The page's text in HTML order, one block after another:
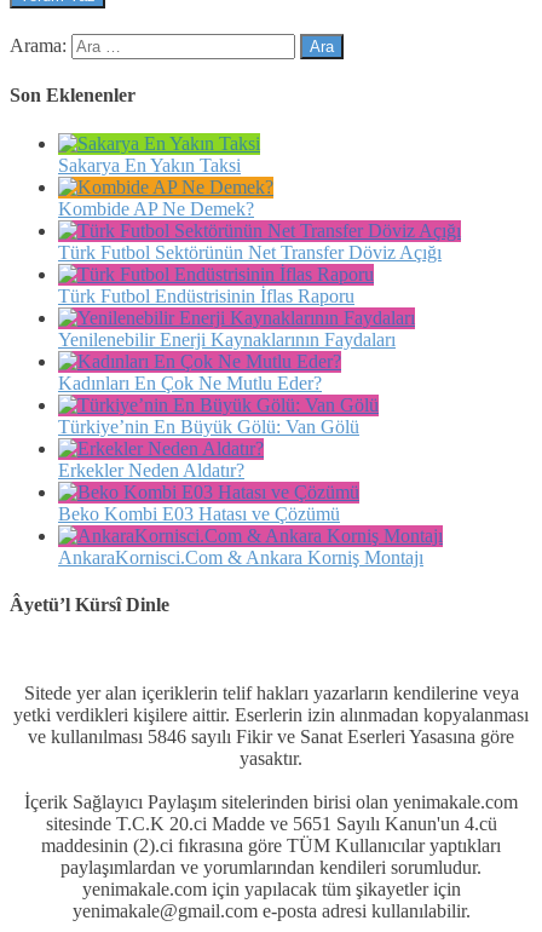
Arama:
Son Eklenenler
Sakarya En Yakın Taksi
Kombide AP Ne Demek?
Türk Futbol Sektörünün Net Transfer Döviz Açığı
Türk Futbol Endüstrisinin İflas Raporu
Yenilenebilir Enerji Kaynaklarının Faydaları
Kadınları En Çok Ne Mutlu Eder?
Türkiye’nin En Büyük Gölü: Van Gölü
Erkekler Neden Aldatır?
Beko Kombi E03 Hatası ve Çözümü
AnkaraKornisci.Com & Ankara Korniş Montajı
Âyetü’l Kürsî Dinle
Sitede yer alan içeriklerin telif hakları yazarların kendilerine veya
yetki verdikleri kişilere aittir. Eserlerin izin alınmadan kopyalanması
ve kullanılması 5846 sayılı Fikir ve Sanat Eserleri Yasasına göre
yasaktır.
İçerik Sağlayıcı Paylaşım sitelerinden birisi olan yenimakale.com
sitesinde T.C.K 20.ci Madde ve 5651 Sayılı Kanun'un 4.cü
maddesinin (2).ci fıkrasına göre TÜM Kullanıcılar yaptıkları
paylaşımlardan ve yorumlarından kendileri sorumludur.
yenimakale.com için yapılacak tüm şikayetler için
yenimakale@gmail.com e-posta adresi kullanılabilir.